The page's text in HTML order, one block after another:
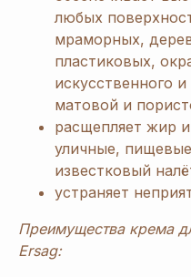
любых
мраморных,
пластиковых,
искусственного
матовой и
расщепляет жир
уличные, пищевые
известковый
устраняет
Преимущества крема
Ersag: